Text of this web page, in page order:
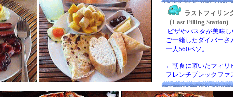
ラストフィリン
（Last Filling Station)
ピザやパスタが美味
ご一緒したダイバーさ
一人560ペソ。
←朝食に頂いたフィリ
フレンチブレックファ